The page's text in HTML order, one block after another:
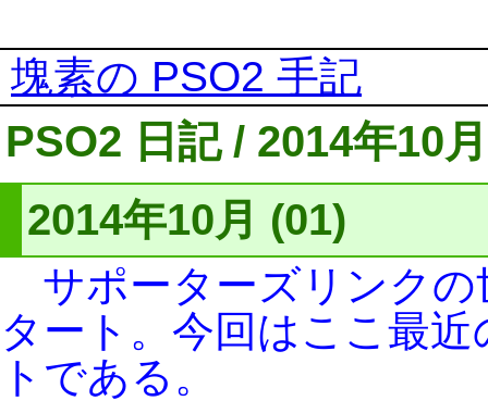
塊素の PSO2 手記
PSO2 日記 / 2014年10
2014年10月 (01)
サポーターズリンクの
タート。今回はここ最
トである。